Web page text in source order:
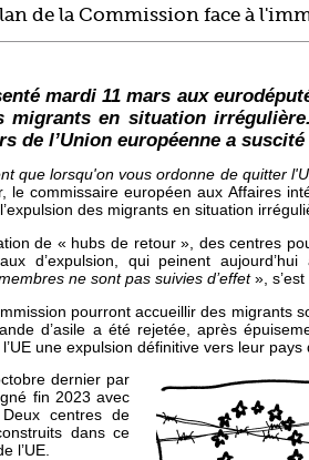
de la Commission face à
mardi 11 mars aux
migrants en situation
de l’Union européenne a
que lorsqu'on vous ordonne de quitter
commissaire européen aux Affaires
des migrants en situation
de « hubs de retour », des centres
d’expulsion, qui peinent
ne sont pas suivies d’effet», s’est
pourront accueillir des migrants
d’asile a été rejetée, après
une expulsion définitive vers leur pays
dernier par
fin 2023 avec
centres de
dans ce
l’UE.